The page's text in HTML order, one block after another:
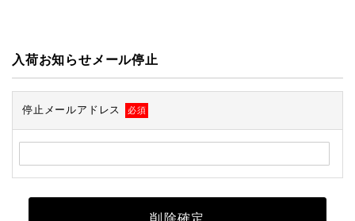
入荷お知らせメール停止
停止メールアドレス 必須